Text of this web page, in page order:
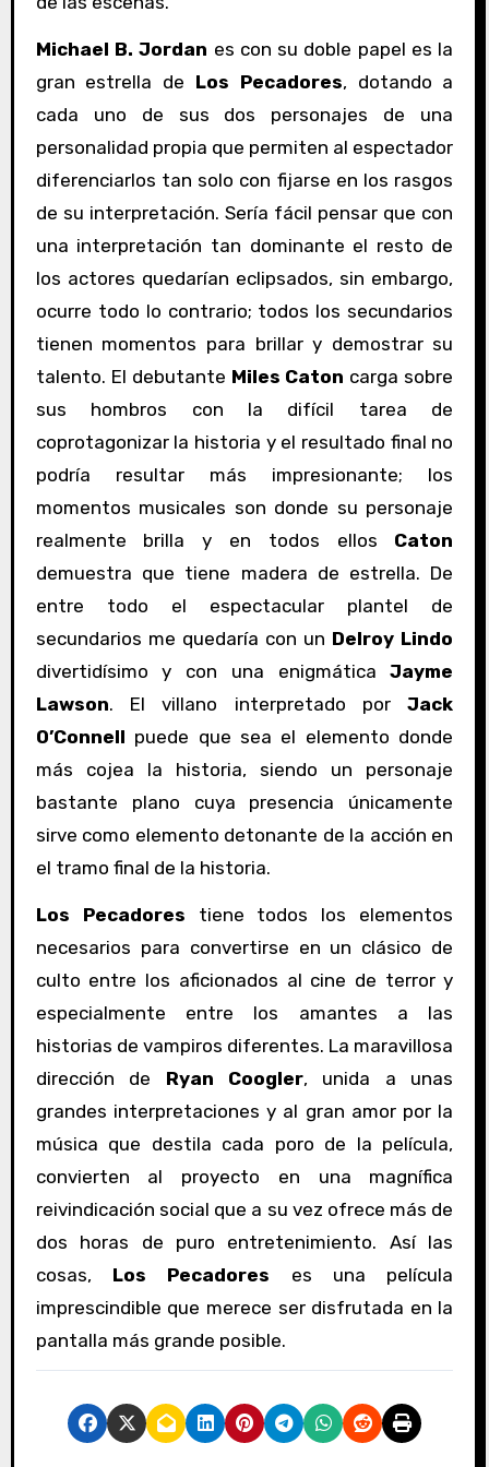
Michael B. Jordan es con su doble papel es la
gran estrella de Los Pecadores, dotando a
cada uno de sus dos personajes de una
personalidad propia que permiten al espectador
diferenciarlos tan solo con fijarse en los rasgos
de su interpretación. Sería fácil pensar que con
una interpretación tan dominante el resto de
los actores quedarían eclipsados, sin embargo,
ocurre todo lo contrario; todos los secundarios
tienen momentos para brillar y demostrar su
talento. El debutante Miles Caton carga sobre
sus hombros con la difícil tarea de
coprotagonizar la historia y el resultado final no
podría resultar más impresionante; los
momentos musicales son donde su personaje
realmente brilla y en todos ellos Caton
demuestra que tiene madera de estrella. De
entre todo el espectacular plantel de
secundarios me quedaría con un Delroy Lindo
divertidísimo y con una enigmáticaJayme
Lawson. El villano interpretado porJack
O’Connell puede que sea el elemento donde
más cojea la historia, siendo un personaje
bastante plano cuya presencia únicamente
sirve como elemento detonante de la acción en
el tramo final de la historia.
Los Pecadores tiene todos los elementos
necesarios para convertirse en un clásico de
culto entre los aficionados al cine de terror y
especialmente entre los amantes a las
historias de vampiros diferentes. La maravillosa
dirección de Ryan Coogler, unida a unas
grandes interpretaciones y al gran amor por la
música que destila cada poro de la película,
convierten al proyecto en una magnífica
reivindicación social que a su vez ofrece más de
dos horas de puro entretenimiento. Así las
cosas, Los Pecadores es una película
imprescindible que merece ser disfrutada en la
pantalla más grande posible.